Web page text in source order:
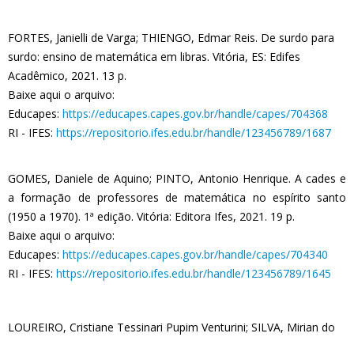
FORTES, Janielli de Varga; THIENGO, Edmar Reis. De surdo para
surdo: ensino de matemática em libras. Vitória, ES: Edifes
Acadêmico, 2021. 13 p.
Baixe aqui o arquivo:
Educapes: https://educapes.capes.gov.br/handle/capes/704368
RI - IFES: https://repositorio.ifes.edu.br/handle/123456789/1687
GOMES, Daniele de Aquino; PINTO, Antonio Henrique. A cades e
a formação de professores de matemática no espírito santo
(1950 a 1970). 1ª edição. Vitória: Editora Ifes, 2021. 19 p.
Baixe aqui o arquivo:
Educapes: https://educapes.capes.gov.br/handle/capes/704340
RI - IFES: https://repositorio.ifes.edu.br/handle/123456789/1645
LOUREIRO, Cristiane Tessinari Pupim Venturini; SILVA, Mirian do